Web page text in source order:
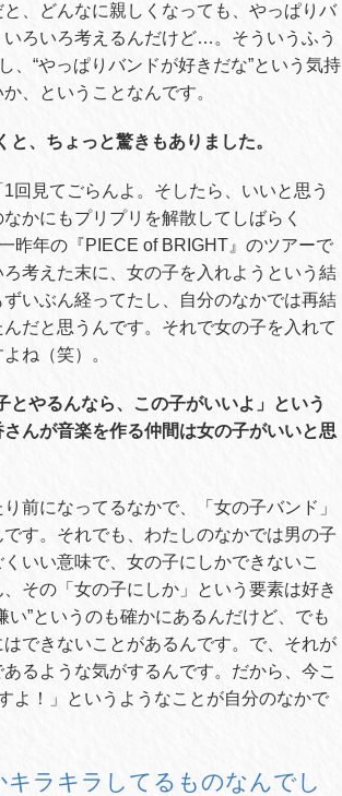
、どんなに親しくなっても、やっぱりバ
ろいろ考えるんだけど… 。そういうふう
、 “やっぱりバンドが好きだな”という気持
、ということなんです。
、ちょっと驚きもありました。
1回見てごらんよ。そしたら、いいと思う
かにもプリプリを解散してしばらく
昨年の『PIECE of BRIGHT 』のツアーで
考えた末に、女の子を入れようという結
いぶん経ってたし、自分のなかでは再結
だと思うんです。それで女の子を入れて
ね（笑）。
やるんなら、この子がいいよ」という
んが音楽を作る仲間は女の子がいいと思
前になってるなかで、「女の子バンド」
す。それでも、わたしのなかでは男の子
いい意味で、女の子にしかできないこ
その「女の子にしか」という要素は好き
い”というのも確かにあるんだけど、でも
できないことがあるんです。で、それが
るような気がするんです。だから、今こ
よ！」というようなことが自分のなかで
ラキラしてるものなんでし